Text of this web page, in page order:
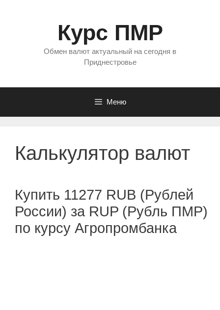
Курс ПМР
Обмен валют актуальный на сегодня в
Приднестровье
Меню
Калькулятор валют
Купить 11277 RUB (Рублей
России) за RUP (Рубль ПМР)
по курсу Агропромбанка